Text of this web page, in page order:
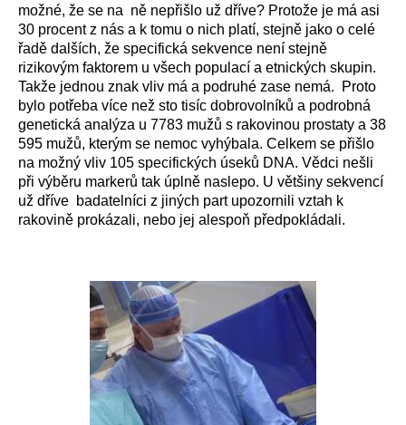
možné, že se na ně nepřišlo už dříve? Protože je má asi
30 procent z nás a k tomu o nich platí, stejně jako o celé
řadě dalších, že specifická sekvence není stejně
rizikovým faktorem u všech populací a etnických skupin.
Takže jednou znak vliv má a podruhé zase nemá. Proto
bylo potřeba více než sto tisíc dobrovolníků a podrobná
genetická analýza u 7783 mužů s rakovinou prostaty a 38
595 mužů, kterým se nemoc vyhýbala. Celkem se přišlo
na možný vliv 105 specifických úseků DNA. Vědci nešli
při výběru markerů tak úplně naslepo. U většiny sekvencí
už dříve badatelníci z jiných part upozornili vztah k
rakovině prokázali, nebo jej alespoň předpokládali.